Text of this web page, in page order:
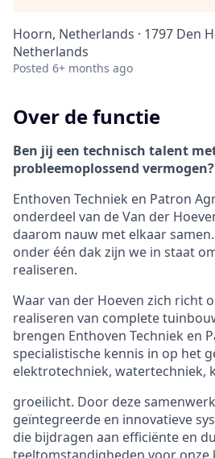
Hoorn, Netherlands · 1797 Den
Netherlands
Posted 6+ months ago
Over de functie
Ben jij een technisch talent
probleemoplossend vermogen?
Enthoven Techniek en Patron
onderdeel van de Van der
daarom nauw met elkaar
onder één dak zijn we in staat
realiseren.
Waar van der Hoeven zich richt
realiseren van complete
brengen Enthoven Techniek en
specialistische kennis in op het
elektrotechniek, watertechniek,
groeilicht. Door deze
geïntegreerde en innovatieve
die bijdragen aan efficiënte en